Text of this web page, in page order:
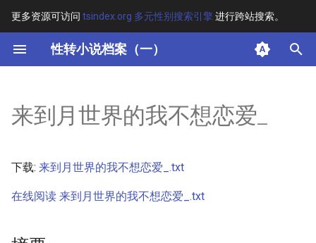
更多资源可访问 tsindex.org 多元性别搜索引擎 进行跨站搜索。
性转小说档案（一）
键
开
搜
索
其他信息 [Processed Page
来到月世界的我不想恋爱_
下载: 来到月世界的我不想恋爱_.txt
在线阅读 来到月世界的我不想恋爱_.txt